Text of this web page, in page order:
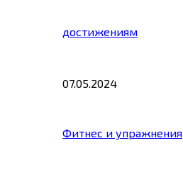
достижениям
07.05.2024
Фитнес и упражнения